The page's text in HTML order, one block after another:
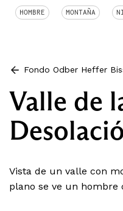
HOMBRE MONTAÑA
Fondo Odber Heffer
Valle de
Vista de un valle con
plano se ve un hombre